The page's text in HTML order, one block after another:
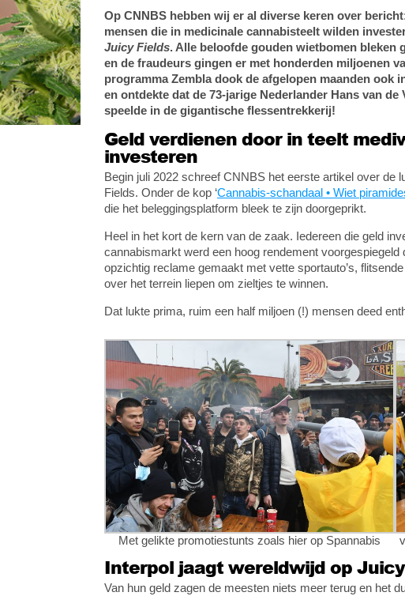
Op CNNBS hebben wij er al diverse keren over
mensen die in medicinale cannabisteelt wilden
Juicy Fields. Alle beloofde gouden wietbomen bleken
en de fraudeurs gingen er met honderden miljoenen
programma Zembla dook de afgelopen maanden ook
en ontdekte dat de 73-jarige Nederlander Hans van de
speelde in de gigantische flessentrekkerij!
Geld verdienen door in teelt
investeren
Begin juli 2022 schreef CNNBS het eerste artikel over de
Fields. Onder de kop ‘Cannabis-schandaal • Wiet
die het beleggingsplatform bleek te zijn doorgeprikt.
Heel in het kort de kern van de zaak. Iedereen die geld
cannabismarkt werd een hoog rendement
opzichtig reclame gemaakt met vette sportauto’s,
over het terrein liepen om zieltjes te winnen.
Dat lukte prima, ruim een half miljoen (!) mensen deed
Met gelikte promotiestunts zoals hier op Spannabis
Interpol jaagt wereldwijd op
Van hun geld zagen de meesten niets meer terug en het